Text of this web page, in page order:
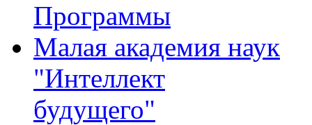
Программы
Малая академия наук
"Интеллект
будущего"